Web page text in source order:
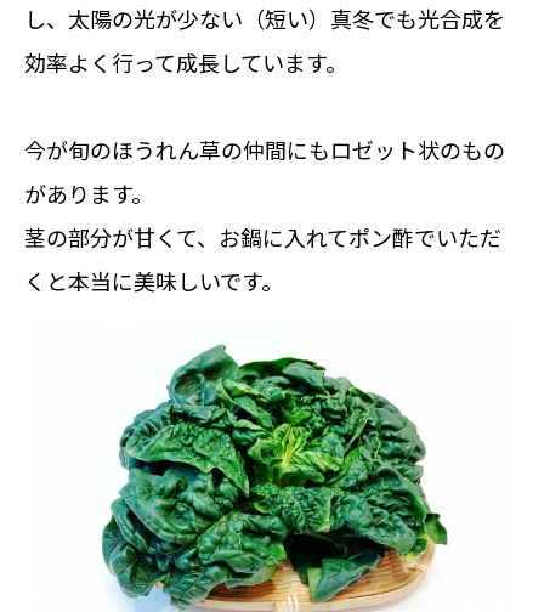
し、太陽の光が少ない（短い）真冬でも光合成を
効率よく行って成長しています。
今が旬のほうれん草の仲間にもロゼット状のもの
があります。
茎の部分が甘くて、お鍋に入れてポン酢でいただ
くと本当に美味しいです。